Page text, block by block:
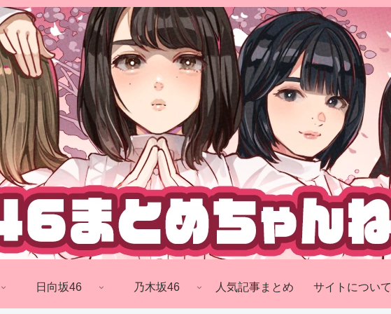
日向坂46 乃木坂46 人気記事まとめ サイトについて